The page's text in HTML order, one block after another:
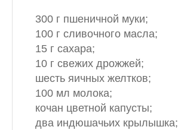
300 г пшеничной муки;
100 г сливочного масла;
15 г сахара;
10 г свежих дрожжей;
шесть яичных желтков;
100 мл молока;
кочан цветной капусты;
два индюшачьих крылышка;